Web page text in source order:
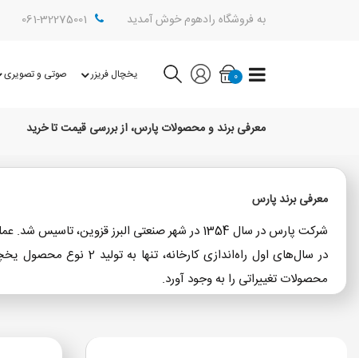
به فروشگاه رادهوم خوش آمدید 061-32275001
یخچال فریزر صوتی و تصویری 0
معرفی برند و محصولات پارس، از بررسی قیمت تا خرید
معرفی برند پارس
شرکت پارس در سال 1354 در شهر صنعتی البرز قزوین، تاسیس شد. عملیات عمرانی این کارخانه 5 سال به طول انجامید و در سال 1359 خط تولید کارخانه پارس راه‌اندازی شد.
محصولات تغییراتی را به وجود آورد.